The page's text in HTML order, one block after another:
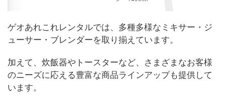
ゲオあれこれレンタルでは、多種多様なミキサー・ジ
ューサー・ブレンダーを取り揃えています。
加えて、炊飯器やトースターなど、さまざまなお客様
のニーズに応える豊富な商品ラインアップも提供して
います。